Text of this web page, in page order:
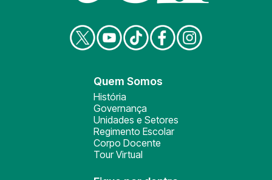
Quem Somos
História
Governança
Unidades e Setores
Regimento Escolar
Corpo Docente
Tour Virtual